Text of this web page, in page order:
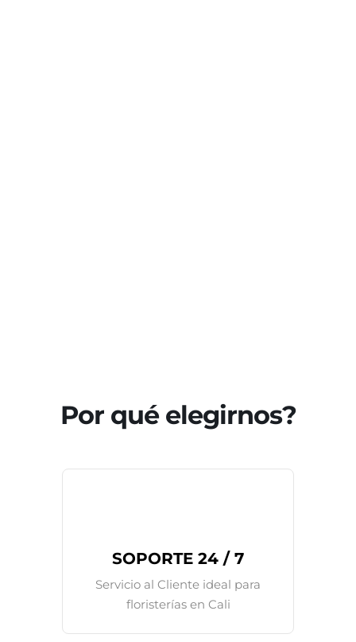
Por qué elegirnos?
SOPORTE 24 / 7
Servicio al Cliente ideal para
floristerías en Cali